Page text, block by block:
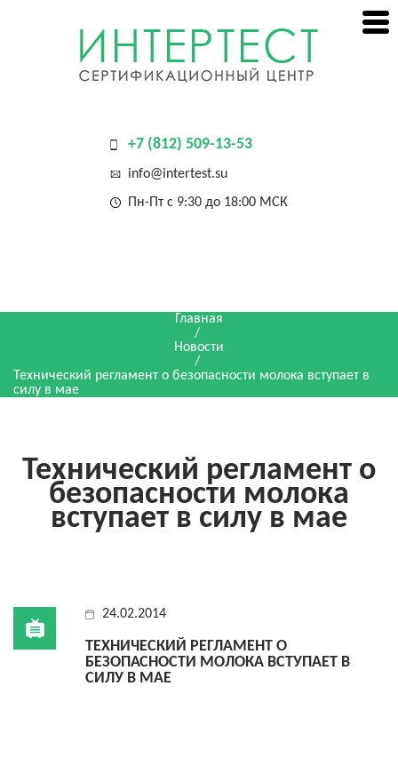
+7 (812) 509-13-53
info@intertest.su
Пн-Пт с 9:30 до 18:00 МСК
Главная
/
Новости
/
Технический регламент о безопасности молока вступает в
силу в мае
Технический регламент о
безопасности молока
вступает в силу в мае
24.02.2014
ТЕХНИЧЕСКИЙ РЕГЛАМЕНТ О
БЕЗОПАСНОСТИ МОЛОКА ВСТУПАЕТ В
СИЛУ В МАЕ